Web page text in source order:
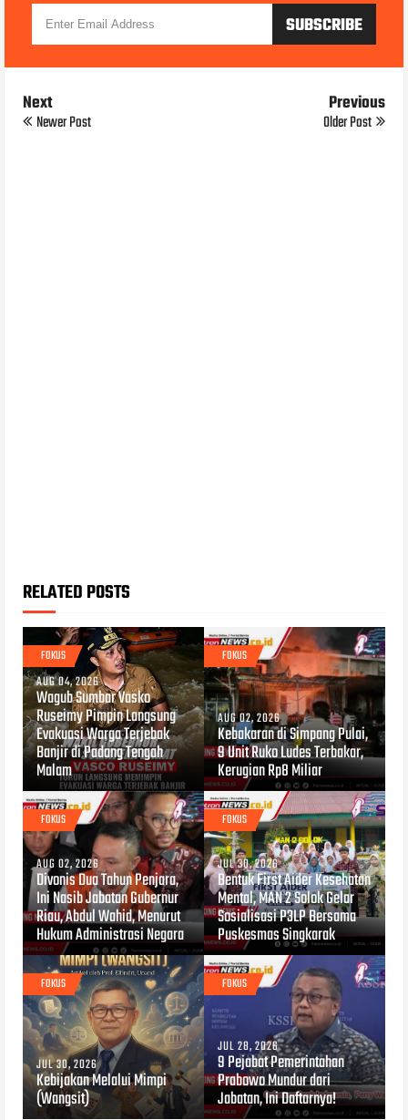
Next
Newer Post
Previous
Older Post
RELATED POSTS
FOKUS
AUG 04, 2026
Wagub Sumbar Vasko
Ruseimy Pimpin Langsung
Evakuasi Warga Terjebak
Banjir di Padang Tengah
Malam
FOKUS
AUG 02, 2026
Kebakaran di Simpang Pulai,
9 Unit Ruko Ludes Terbakar,
Kerugian Rp8 Miliar
FOKUS
AUG 02, 2026
Divonis Dua Tahun Penjara,
Ini Nasib Jabatan Gubernur
Riau, Abdul Wahid, Menurut
Hukum Administrasi Negara
FOKUS
JUL 30, 2026
Bentuk First Aider Kesehatan
Mental, MAN 2 Solok Gelar
Sosialisasi P3LP Bersama
Puskesmas Singkarak
FOKUS
JUL 30, 2026
Kebijakan Melalui Mimpi
(Wangsit)
FOKUS
JUL 28, 2026
9 Pejabat Pemerintahan
Prabowo Mundur dari
Jabatan, Ini Daftarnya!